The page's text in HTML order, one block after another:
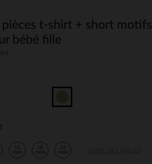
pièces t-shirt + short motifs
bébé fille
12
mois
18
mois
23
mois